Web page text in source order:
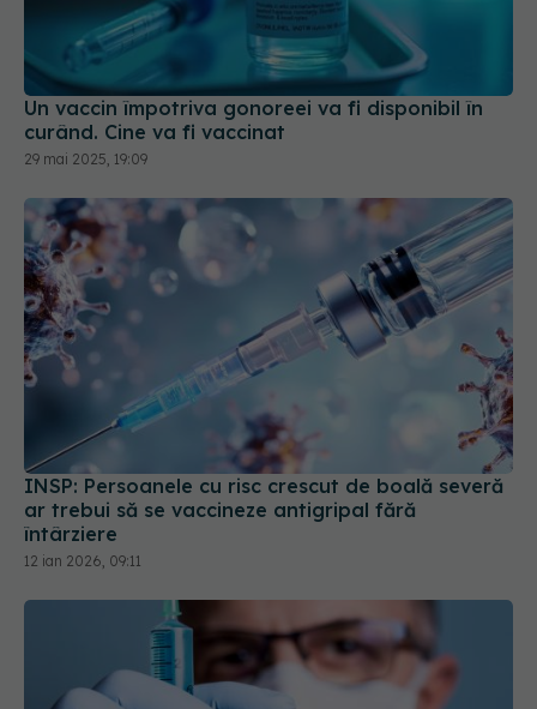
Un vaccin împotriva gonoreei va fi disponibil în
curând. Cine va fi vaccinat
29 mai 2025, 19:09
INSP: Persoanele cu risc crescut de boală severă
ar trebui să se vaccineze antigripal fără
întârziere
12 ian 2026, 09:11